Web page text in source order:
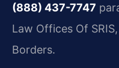
(888) 437-7747
Law Offices Of
Borders.